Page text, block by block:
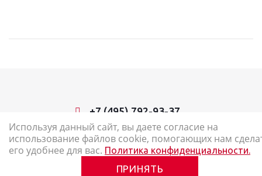
+7 (495) 792-93-37
2026 © Наш Карандаш: интернет-магазин канцелярских товаров
Карта сайта
Используя данный сайт, вы даете согласие на
использование файлов cookie, помогающих нам
его удобнее для вас. Политика конфиденциальности.
ПРИНЯТЬ